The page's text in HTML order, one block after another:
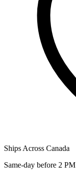
Ships Across Canada
Same-day before 2 PM